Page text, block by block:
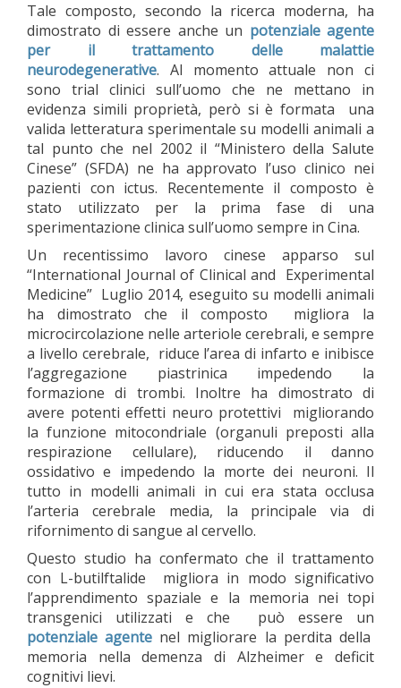
Tale composto, secondo la ricerca moderna, ha
dimostrato di essere anche un potenziale agente
per il trattamento delle
malattie
neurodegenerative. Al momento attuale non ci
sono trial clinici sull’uomo che ne mettano in
evidenza simili proprietà, però si è formata una
valida letteratura sperimentale su modelli animali a
tal punto che nel 2002 il “Ministero della Salute
Cinese” (SFDA) ne ha approvato l’uso clinico nei
pazienti con ictus. Recentemente il composto è
stato utilizzato per la prima fase di una
sperimentazione clinica sull’uomo sempre in Cina.
Un recentissimo lavoro cinese apparso sul
“International Journal of Clinical and Experimental
Medicine” Luglio 2014, eseguito su modelli animali
ha dimostrato che il composto migliora la
microcircolazione nelle arteriole cerebrali, e sempre
a livello cerebrale, riduce l’area di infarto e inibisce
l’aggregazione piastrinica impedendo la
formazione di trombi. Inoltre ha dimostrato di
avere potenti effetti neuro protettivi migliorando
la funzione mitocondriale (organuli preposti alla
respirazione cellulare), riducendo il danno
ossidativo e impedendo la morte dei neuroni. Il
tutto in modelli animali in cui era stata occlusa
l’arteria cerebrale media, la principale via di
rifornimento di sangue al cervello.
Questo studio ha confermato che il trattamento
con L-butilftalide migliora in modo significativo
l’apprendimento spaziale e la memoria nei topi
transgenici utilizzati e che può essere un
potenziale agente nel migliorare la perdita della
memoria nella demenza di Alzheimer e deficit
cognitivi lievi.